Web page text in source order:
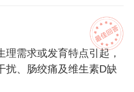
理需求或发育特点引起，
扰、肠绞痛及维生素D缺